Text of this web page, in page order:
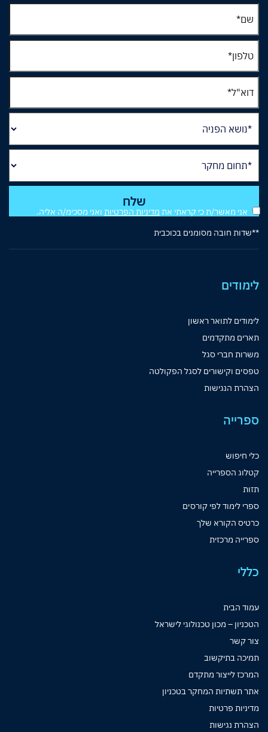
אני מאשר/ת כי קראתי את מדיניות הפרטיות
ואני מסכימ/ה אליה.
**שדות חובה מסומנים בכוכבית
לימודים
לימודים לתואר ראשון
תארים מתקדמים
משרות חברי סגל
טפסים וקישורים לסגל הפקולטה
הצהרת הנגישות
ספרייה
כלי חיפוש
קטלוג הספרייה
תזות
ספרי לימוד לפי קורסים
כרטיס הקורא שלך
ספרייה מרכזית
כללי
עמוד הבית
הטכניון – מכון טכנולוגי לישראל
צור קשר
תמיכה בתיקשוב
המרכז לייצור מתקדם
אתר תשתיות המחקר בטכניון
מדיניות פרטיות
הצהרת נגישות